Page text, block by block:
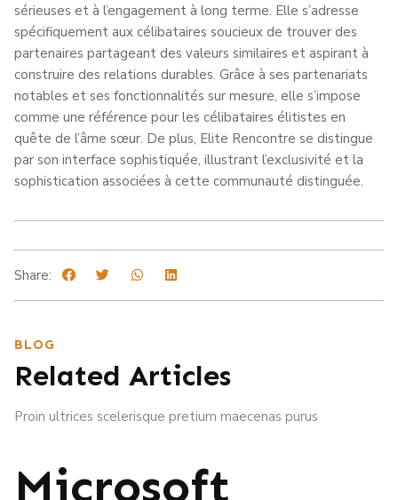
sérieuses et à l’engagement à long terme. Elle s’adresse
spécifiquement aux célibataires soucieux de trouver des
partenaires partageant des valeurs similaires et aspirant à
construire des relations durables. Grâce à ses partenariats
notables et ses fonctionnalités sur mesure, elle s’impose
comme une référence pour les célibataires élitistes en
quête de l’âme sœur. De plus, Elite Rencontre se distingue
par son interface sophistiquée, illustrant l’exclusivité et la
sophistication associées à cette communauté distinguée.
Share:
BLOG
Related Articles
Proin ultrices scelerisque pretium maecenas purus
Microsoft